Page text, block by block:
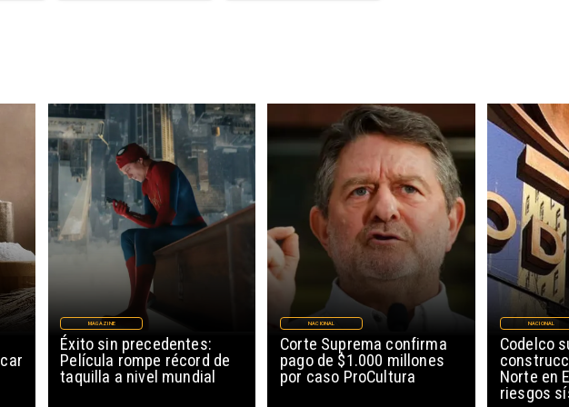
Éxito sin precedentes:
Película rompe récord de
taquilla a nivel mundial
MAGAZINE
Corte Suprema confirma
pago de $1.000 millones
por caso ProCultura
NACIONAL
Codelco
Norte en
riesgos
NACIONAL